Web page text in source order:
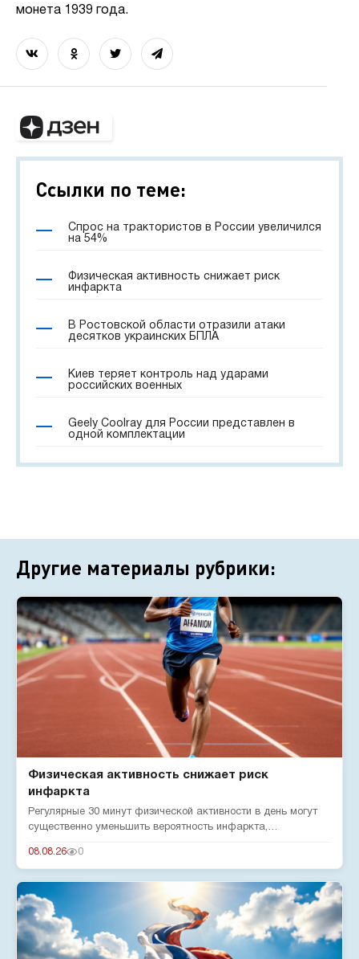
монета 1939 года.
Ссылки по теме:
Спрос на трактористов в России увеличился
на 54%
Физическая активность снижает риск
инфаркта
В Ростовской области отразили атаки
десятков украинских БПЛА
Киев теряет контроль над ударами
российских военных
Geely Coolray для России представлен в
одной комплектации
Другие материалы рубрики:
Физическая активность снижает риск
инфаркта
Регулярные 30 минут физической активности в день могут
существенно уменьшить вероятность инфаркта,
08.08.26 0